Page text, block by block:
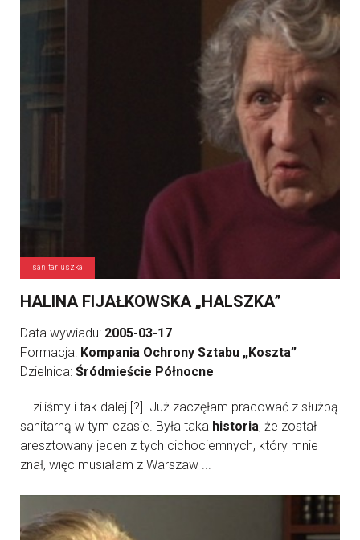
sanitariuszka
HALINA FIJAŁKOWSKA „HALSZKA”
Data wywiadu: 2005-03-17
Formacja: Kompania Ochrony Sztabu „Koszta”
Dzielnica: Śródmieście Północne
... ziliśmy i tak dalej [?]. Już zaczęłam pracować z służbą
sanitarną w tym czasie. Była taka historia, że został
aresztowany jeden z tych cichociemnych, który mnie
znał, więc musiałam z Warszaw ...